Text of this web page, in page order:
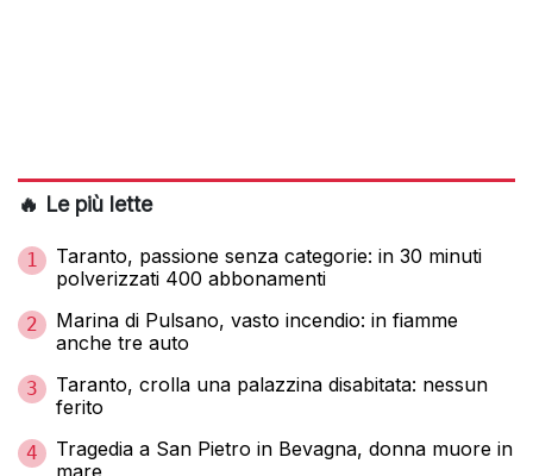
🔥 Le più lette
1
Taranto, passione senza categorie: in 30 minuti
polverizzati 400 abbonamenti
2
Marina di Pulsano, vasto incendio: in fiamme
anche tre auto
3
Taranto, crolla una palazzina disabitata: nessun
ferito
4
Tragedia a San Pietro in Bevagna, donna muore in
mare